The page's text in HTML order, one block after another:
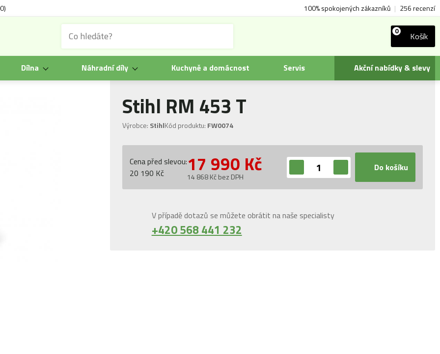
100% spokojených zákazníků | 256 recenzí
0 Košík
Dílna Náhradní díly Kuchyně a domácnost Servis Akční nabídky & slevy
Stihl RM 453 T
Výrobce: StihlKód produktu: FW0074
Cena před slevou:
20 190 Kč
17 990 Kč
14 868 Kč bez DPH
Do košíku
V případě dotazů se můžete obrátit na naše specialisty
+420 568 441 232